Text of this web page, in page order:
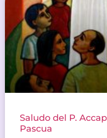
Saludo del P.
Pascua